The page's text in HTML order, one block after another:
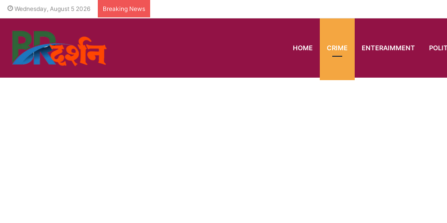
Wednesday, August 5 2026 Breaking News
HOME CRIME ENTERAIMMENT